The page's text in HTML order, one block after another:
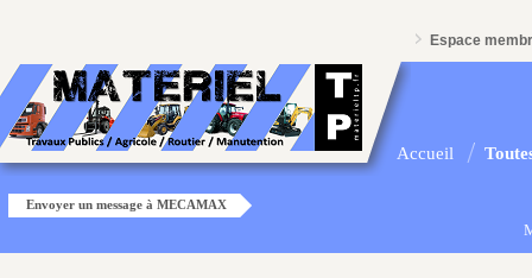
Espace
Accueil
Envoyer un message à MECAMAX